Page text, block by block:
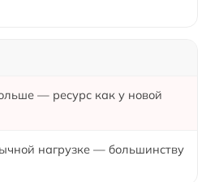
— ресурс как у новой
нагрузке — большинству